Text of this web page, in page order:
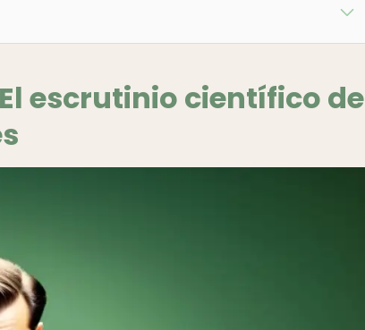
escrutinio científico de